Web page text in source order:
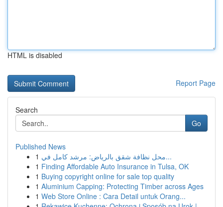
HTML is disabled
Report Page
Search
Go
Published News
1
محل نظافة شقق بالرياض: مرشد كامل في...
1 Finding Affordable Auto Insurance in Tulsa, OK
1 Buying copyright online for sale top quality
1 Aluminium Capping: Protecting Timber across Ages
1 Web Store Online : Cara Detail untuk Orang...